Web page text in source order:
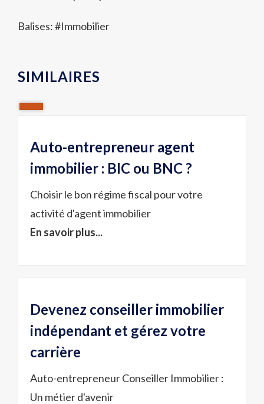
Balises: #Immobilier
SIMILAIRES
Auto-entrepreneur agent
immobilier : BIC ou BNC ?
Choisir le bon régime fiscal pour votre
activité d'agent immobilier
En savoir plus...
Devenez conseiller immobilier
indépendant et gérez votre
carrière
Auto-entrepreneur Conseiller Immobilier :
Un métier d'avenir